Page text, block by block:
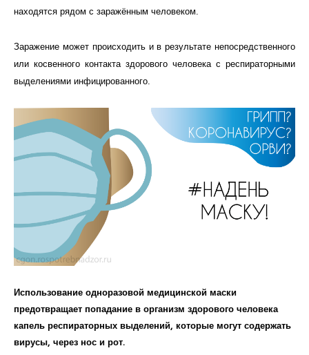
находятся рядом с заражённым человеком.
Заражение может происходить и в результате непосредственного
или косвенного контакта здорового человека с респираторными
выделениями инфицированного.
Использование одноразовой медицинской маски
предотвращает попадание в организм здорового человека
капель респираторных выделений, которые могут содержать
вирусы, через нос и рот.